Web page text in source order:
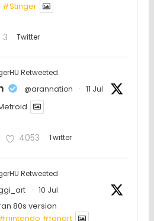
#Stinger
3 Twitter
Retweeted
@arannation · 11 Jul
4053 Twitter
Retweeted
· 10 Jul
80s version
#nintendo #fanartㅤㅤㅤㅤ